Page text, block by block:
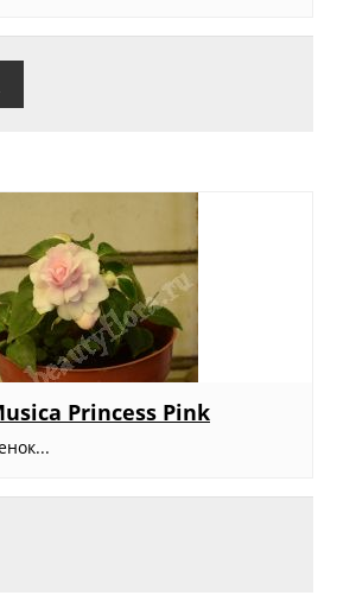
Princess Pink